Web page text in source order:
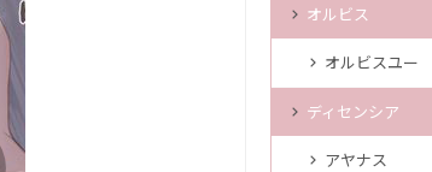
オルビス
オルビスユー
ディセンシア
アヤナス